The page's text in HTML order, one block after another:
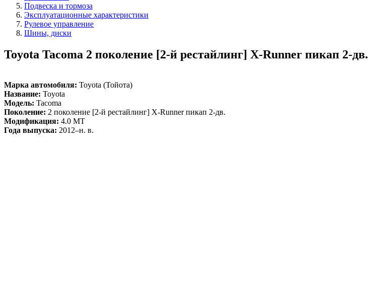
Подвеска и тормоза
Эксплуатационные характеристики
Рулевое управление
Шины, диски
Toyota Tacoma 2 поколение [2-й рестайлинг] X-Runner пикап 2-дв.
Марка автомобиля: Toyota (Тойота)
Название: Toyota
Модель: Tacoma
Поколение: 2 поколение [2-й рестайлинг] X-Runner пикап 2-дв.
Модификация: 4.0 MT
Года выпуска: 2012–н. в.